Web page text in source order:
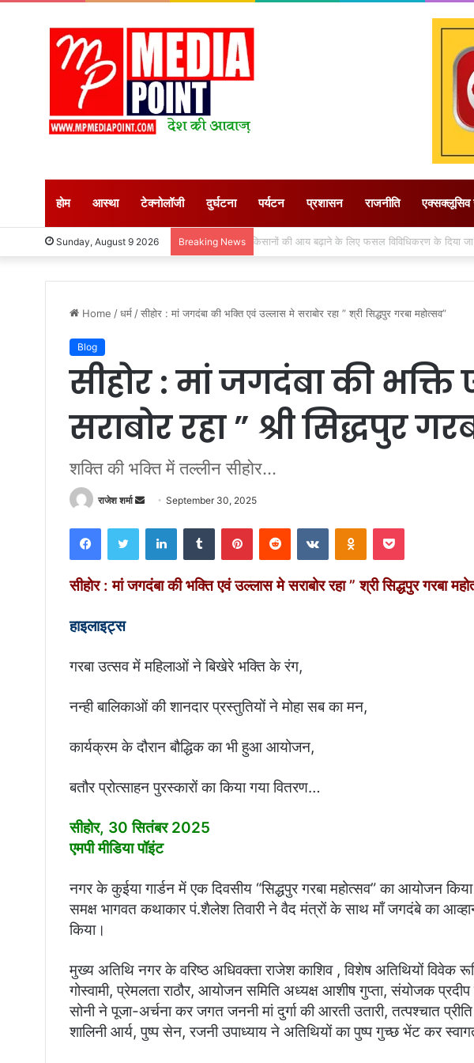
होम आस्था टेक्नोलॉजी दुर्घटना पर्यटन प्रशासन राजनीति
Sunday, August 9 2026 Breaking News किसानों की आय बढ़ाने के लिए फसल विविधिकरण के दिया
Home /धर्म /सीहोर : मां जगदंबा की भक्ति एवं उल्लास मे सराबोर रहा ” श्री सिद्धपुर गरबा महोत्सव”
Blog
सीहोर : मां जगदंबा की
सराबोर रहा ” श्री सिद्धपुर
शक्ति की भक्ति में तल्लीन सीहोर...
राजेश शर्मा
d
i
September 30, 2025
सीहोर : मां जगदंबा की भक्ति एवं उल्लास मे सराबोर रहा ” श्री सिद्धपुर गरबा
हाइलाइट्स
गरबा उत्सव में महिलाओं ने बिखेरे भक्ति के रंग,
नन्ही बालिकाओं की शानदार प्रस्तुतियों ने मोहा सब का मन,
कार्यक्रम के दौरान बौद्धिक का भी हुआ आयोजन,
बतौर प्रोत्साहन पुरस्कारों का किया गया वितरण…
सीहोर, 30 सितंबर 2025
एमपी मीडिया पॉइंट
नगर के कुईया गार्डन में एक दिवसीय “सिद्धपुर गरबा महोत्सव” का आयोजन
समक्ष भागवत कथाकार पं.शैलेश तिवारी ने वैद मंत्रों के साथ माँ जगदंबे का
किया।
मुख्य अतिथि नगर के वरिष्ठ अधिवक्ता राजेश काशिव , विशेष अतिथियों विवेक
गोस्वामी, प्रेमलता राठौर, आयोजन समिति अध्यक्ष आशीष गुप्ता, संयोजक
सोनी ने पूजा-अर्चना कर जगत जननी मां दुर्गा की आरती उतारी, तत्पश्चात
शालिनी आर्य, पुष्प सेन, रजनी उपाध्याय ने अतिथियों का पुष्प गुच्छ भेंट कर